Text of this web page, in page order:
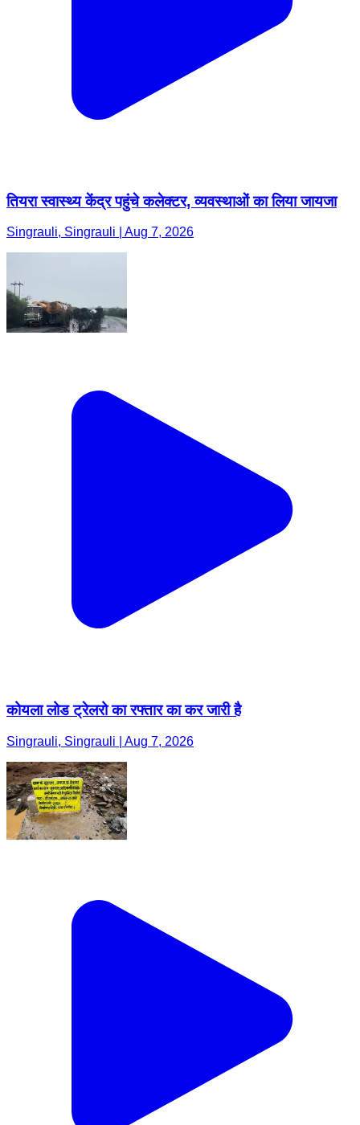
तियरा स्वास्थ्य केंद्र पहुंचे कलेक्टर, व्यवस्थाओं का लिया जायजा
Singrauli, Singrauli | Aug 7, 2026
कोयला लोड ट्रेलरो का रफ्तार का कर जारी है
Singrauli, Singrauli | Aug 7, 2026